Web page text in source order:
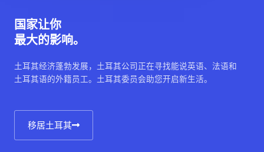
国家让你
最大的影响。
土耳其经济蓬勃发展，土耳其公司正在寻找能说英语、法语和
土耳其语的外籍员工。土耳其委员会助您开启新生活。
移居土耳其